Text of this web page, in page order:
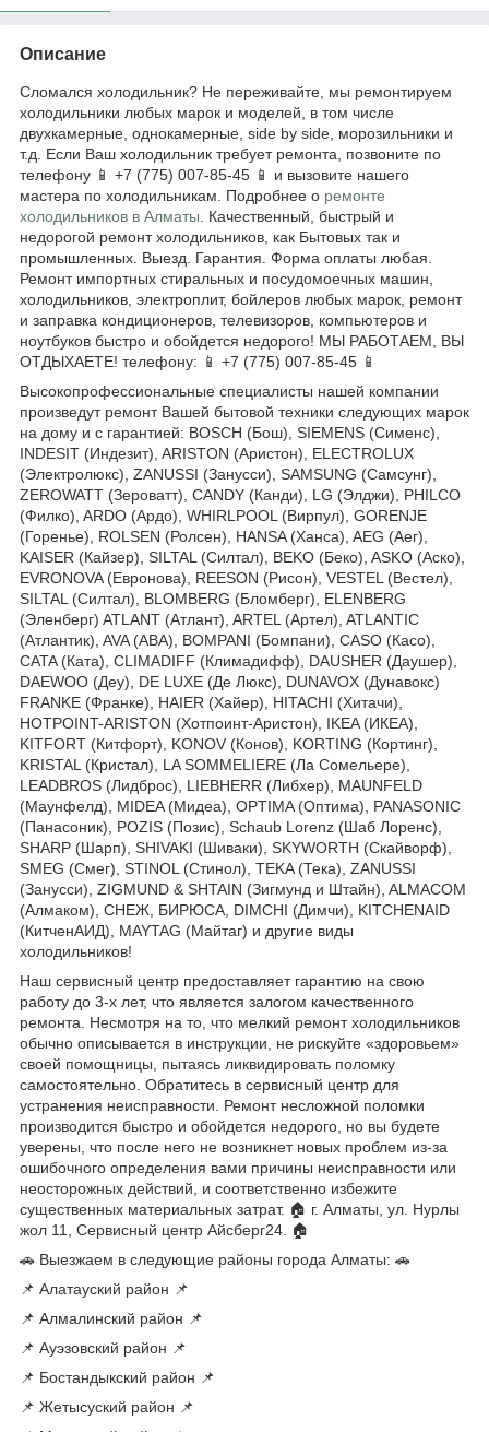
Описание
Сломался холодильник? Не переживайте, мы ремонтируем
холодильники любых марок и моделей, в том числе
двухкамерные, однокамерные, side by side, морозильники и
т.д. Если Ваш холодильник требует ремонта, позвоните по
телефону 📱 +7 (775) 007-85-45 📱 и вызовите нашего
мастера по холодильникам. Подробнее о ремонте
холодильников в Алматы . Качественный, быстрый и
недорогой ремонт холодильников, как Бытовых так и
промышленных. Выезд. Гарантия. Форма оплаты любая.
Ремонт импортных стиральных и посудомоечных машин,
холодильников, электроплит, бойлеров любых марок, ремонт
и заправка кондиционеров, телевизоров, компьютеров и
ноутбуков быстро и обойдется недорого! МЫ РАБОТАЕМ, ВЫ
ОТДЫХАЕТЕ! телефону: 📱 +7 (775) 007-85-45 📱
Высокопрофессиональные специалисты нашей компании
произведут ремонт Вашей бытовой техники следующих марок
на дому и с гарантией: BOSCH (Бош), SIEMENS (Сименс),
INDESIT (Индезит), ARISTON (Аристон), ELECTROLUX
(Электролюкс), ZANUSSI (Занусси), SAMSUNG (Самсунг),
ZEROWATT (Зероватт), CANDY (Канди), LG (Элджи), PHILCO
(Филко), ARDO (Ардо), WHIRLPOOL (Вирпул), GORENJE
(Горенье), ROLSEN (Ролсен), HANSA (Ханса), AEG (Аег),
KAISER (Кайзер), SILTAL (Силтал), BEKO (Беко), ASKO (Аско),
EVRONOVA (Евронова), REESON (Рисон), VESTEL (Вестел),
SILTAL (Силтал), BLOMBERG (Бломберг), ELENBERG
(Эленберг) ATLANT (Атлант), ARTEL (Артел), ATLANTIC
(Атлантик), AVA (АВА), BOMPANI (Бомпани), CASO (Касо),
CATA (Ката), CLIMADIFF (Климадифф), DAUSHER (Даушер),
DAEWOO (Деу), DE LUXE (Де Люкс), DUNAVOX (Дунавокс)
FRANKE (Франке), HAIER (Хайер), HITACHI (Хитачи),
HOTPOINT-ARISTON (Хотпоинт-Аристон), IKEA (ИКЕА),
KITFORT (Китфорт), KONOV (Конов), KORTING (Кортинг),
KRISTAL (Кристал), LA SOMMELIERE (Ла Сомельере),
LEADBROS (Лидброс), LIEBHERR (Либхер), MAUNFELD
(Маунфелд), MIDEA (Мидеа), OPTIMA (Оптима), PANASONIC
(Панасоник), POZIS (Позис), Schaub Lorenz (Шаб Лоренс),
SHARP (Шарп), SHIVAKI (Шиваки), SKYWORTH (Скайворф),
SMEG (Смег), STINOL (Стинол), TEKA (Тека), ZANUSSI
(Занусси), ZIGMUND & SHTAIN (Зигмунд и Штайн), ALMACOM
(Алмаком), СНЕЖ, БИРЮСА, DIMCHI (Димчи), KITCHENAID
(КитченАИД), MAYTAG (Майтаг) и другие виды
холодильников!
Наш сервисный центр предоставляет гарантию на свою
работу до 3-х лет, что является залогом качественного
ремонта. Несмотря на то, что мелкий ремонт холодильников
обычно описывается в инструкции, не рискуйте «здоровьем»
своей помощницы, пытаясь ликвидировать поломку
самостоятельно. Обратитесь в сервисный центр для
устранения неисправности. Ремонт несложной поломки
производится быстро и обойдется недорого, но вы будете
уверены, что после него не возникнет новых проблем из-за
ошибочного определения вами причины неисправности или
неосторожных действий, и соответственно избежите
существенных материальных затрат. 🏠 г. Алматы, ул. Нурлы
жол 11, Сервисный центр Айсберг24. 🏠
🚗 Выезжаем в следующие районы города Алматы: 🚗
📌 Алатауский район 📌
📌 Алмалинский район 📌
📌 Ауэзовский район 📌
📌 Бостандыкский район 📌
📌 Жетысуский район 📌